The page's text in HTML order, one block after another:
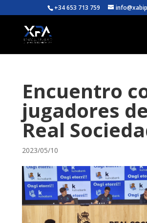
+34 653 713 759
Encuentro
jugadores
Real
2023/05/10